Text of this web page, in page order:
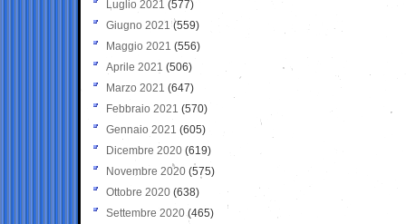
Luglio 2021 (577)
Giugno 2021(559)
Maggio 2021 (556)
Aprile 2021 (506)
Marzo 2021 (647)
Febbraio 2021 (570)
Gennaio 2021 (605)
Dicembre 2020 (619)
Novembre 2020 (575)
Ottobre 2020 (638)
Settembre 2020(465)